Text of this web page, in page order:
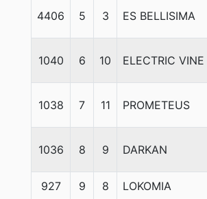
4406 5 3 ES BELLISIMA
1040 6 10 ELECTRIC VINE
1038 7 11 PROMETEUS
1036 8 9 DARKAN
927 9 8 LOKOMIA